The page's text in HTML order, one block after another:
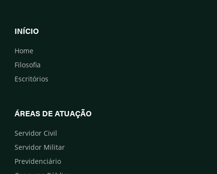
INÍCIO
Home
Filosofia
Escritórios
ÁREAS DE ATUAÇÃO
Servidor Civil
Servidor Militar
Previdenciário